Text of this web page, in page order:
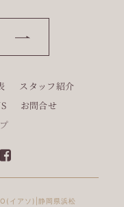
スタッフ紹介
お問合せ
イアソ)|静岡県浜松